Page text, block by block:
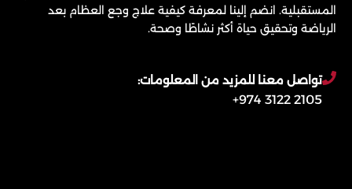
المستقبلية. انضم إلينا لمعرفة كيفية علاج وجع العظام بعد
الرياضة وتحقيق حياة أكثر نشاطًا وصحة.
تواصل معنا للمزيد من المعلومات:
2105 3122 974+